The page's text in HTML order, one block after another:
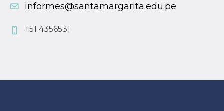
informes@santamargarita.edu.pe
+51 4356531